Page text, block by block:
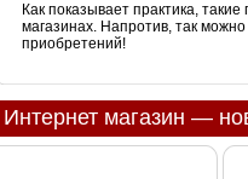
Как показывает практика,
магазинах. Напротив, так
приобретений!
Интернет магазин —